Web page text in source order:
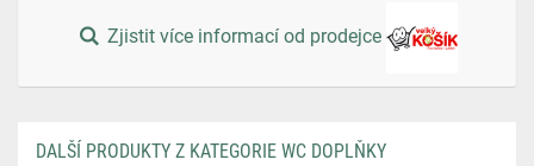
Zjistit více informací od prodejce
DALŠÍ PRODUKTY Z KATEGORIE WC DOPLŇKY